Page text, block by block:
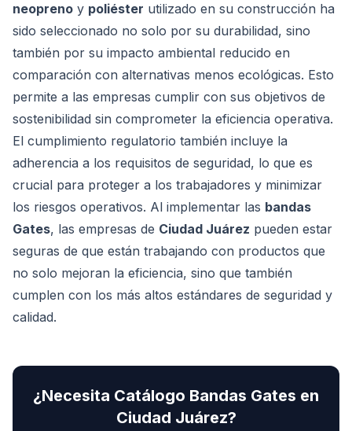
neopreno y poliéster utilizado en su construcción ha
sido seleccionado no solo por su durabilidad, sino
también por su impacto ambiental reducido en
comparación con alternativas menos ecológicas. Esto
permite a las empresas cumplir con sus objetivos de
sostenibilidad sin comprometer la eficiencia operativa.
El cumplimiento regulatorio también incluye la
adherencia a los requisitos de seguridad, lo que es
crucial para proteger a los trabajadores y minimizar
los riesgos operativos. Al implementar las bandas
Gates, las empresas de Ciudad Juárez pueden estar
seguras de que están trabajando con productos que
no solo mejoran la eficiencia, sino que también
cumplen con los más altos estándares de seguridad y
calidad.
¿Necesita Catálogo Bandas Gates en
Ciudad Juárez?